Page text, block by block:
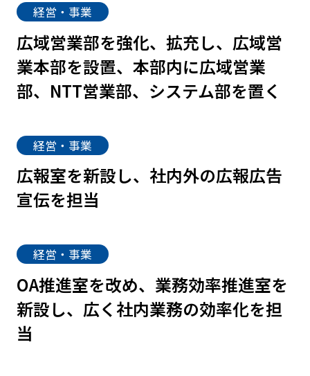
経営・事業
広域営業部を強化、拡充し、広域営
業本部を設置、本部内に広域営業
部、NTT営業部、システム部を置く
経営・事業
広報室を新設し、社内外の広報広告
宣伝を担当
経営・事業
OA推進室を改め、業務効率推進室を
新設し、広く社内業務の効率化を担
当